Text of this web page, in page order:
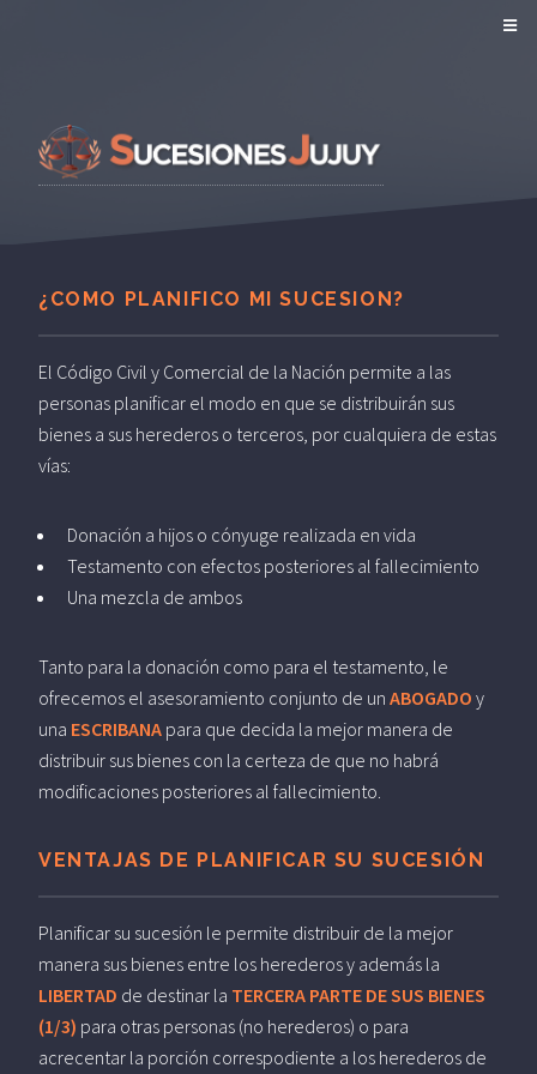
¿COMO PLANIFICO MI SUCESION?
El Código Civil y Comercial de la Nación permite a las
personas planificar el modo en que se distribuirán sus
bienes a sus herederos o terceros, por cualquiera de estas
vías:
Donación a hijos o cónyuge realizada en vida
Testamento con efectos posteriores al fallecimiento
Una mezcla de ambos
Tanto para la donación como para el testamento, le
ofrecemos el asesoramiento conjunto de un ABOGADO y
una ESCRIBANA para que decida la mejor manera de
distribuir sus bienes con la certeza de que no habrá
modificaciones posteriores al fallecimiento.
VENTAJAS DE PLANIFICAR SU SUCESIÓN
Planificar su sucesión le permite distribuir de la mejor
manera sus bienes entre los herederos y además la
LIBERTAD de destinar la TERCERA PARTE DE SUS BIENES
(1/3) para otras personas (no herederos) o para
acrecentar la porción correspodiente a los herederos de